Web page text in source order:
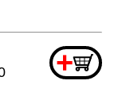
+